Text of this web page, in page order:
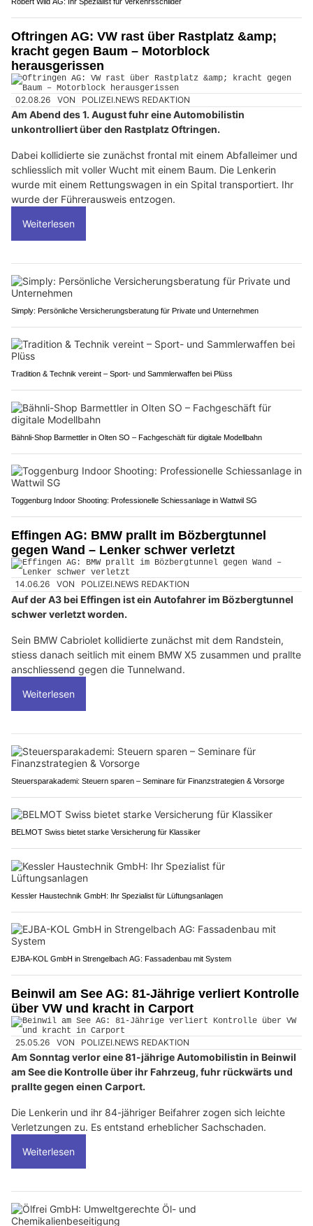
Oftringen AG: VW rast über Rastplatz &amp;
kracht gegen Baum – Motorblock
herausgerissen
02.08.26 VON POLIZEI.NEWS REDAKTION
Am Abend des 1. August fuhr eine Automobilistin
unkontrolliert über den Rastplatz Oftringen.
Dabei kollidierte sie zunächst frontal mit einem Abfalleimer und
schliesslich mit voller Wucht mit einem Baum. Die Lenkerin
wurde mit einem Rettungswagen in ein Spital transportiert. Ihr
wurde der Führerausweis entzogen.
Weiterlesen
Simply: Persönliche Versicherungsberatung für Private und Unternehmen
Tradition & Technik vereint – Sport- und Sammlerwaffen bei Plüss
Bähnli-Shop Barmettler in Olten SO – Fachgeschäft für digitale Modellbahn
Toggenburg Indoor Shooting: Professionelle Schiessanlage in Wattwil SG
Effingen AG: BMW prallt im Bözbergtunnel
gegen Wand – Lenker schwer verletzt
14.06.26 VON POLIZEI.NEWS REDAKTION
Auf der A3 bei Effingen ist ein Autofahrer im Bözbergtunnel
schwer verletzt worden.
Sein BMW Cabriolet kollidierte zunächst mit dem Randstein,
stiess danach seitlich mit einem BMW X5 zusammen und prallte
anschliessend gegen die Tunnelwand.
Weiterlesen
Steuersparakademi: Steuern sparen – Seminare für Finanzstrategien & Vorsorge
BELMOT Swiss bietet starke Versicherung für Klassiker
Kessler Haustechnik GmbH: Ihr Spezialist für Lüftungsanlagen
EJBA-KOL GmbH in Strengelbach AG: Fassadenbau mit System
Beinwil am See AG: 81-Jährige verliert Kontrolle
über VW und kracht in Carport
25.05.26 VON POLIZEI.NEWS REDAKTION
Am Sonntag verlor eine 81-jährige Automobilistin in Beinwil
am See die Kontrolle über ihr Fahrzeug, fuhr rückwärts und
prallte gegen einen Carport.
Die Lenkerin und ihr 84-jähriger Beifahrer zogen sich leichte
Verletzungen zu. Es entstand erheblicher Sachschaden.
Weiterlesen